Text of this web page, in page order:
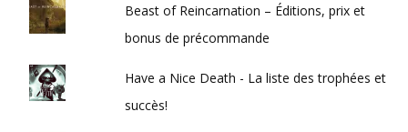
Beast of Reincarnation – Éditions, prix et
bonus de précommande
Have a Nice Death - La liste des trophées et
succès!